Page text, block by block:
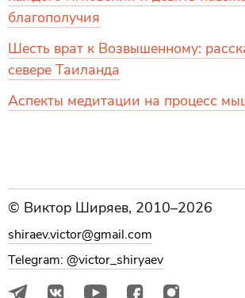
благополучия
Шесть врат к Возвышенному:
севере Таиланда
Аспекты медитации на процесс
© Виктор Ширяев, 2010–2026
shiraev.victor@gmail.com
Telegram: @victor_shiryaev